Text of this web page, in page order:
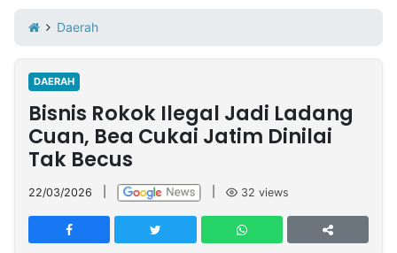
Iklan
Berita
Kami
Nasional
International
Olahraga
Entertainment
Daerah
Pariwisata
Kuliner
Kolom
Network
PT
TREETAN
Daerah
DAERAH
Bisnis Rokok Ilegal Jadi Ladang
Cuan, Bea Cukai Jatim Dinilai
Tak Becus
22/03/2026 32 views